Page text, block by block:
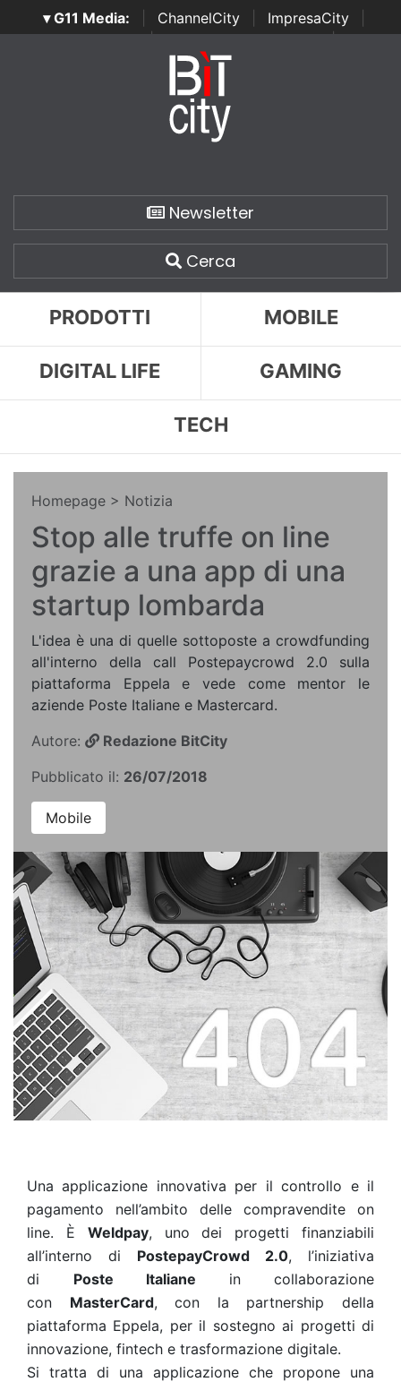
▾ G11 Media: ChannelCity ImpresaCity
SecurityOpenLab | Italian Channel Awards | Italian
Italian Security Awards
Newsletter
Cerca
PRODOTTI MOBILE
DIGITAL LIFE GAMING
TECH
Homepage > Notizia
Stop alle truffe on line
grazie a una app di una
startup lombarda
L'idea è una di quelle sottoposte a crowdfunding
all'interno della call Postepaycrowd 2.0 sulla
piattaforma Eppela e vede come mentor le
aziende Poste Italiane e Mastercard.
Autore:
Redazione BitCity
Pubblicato il: 26/07/2018
Mobile
Una applicazione innovativa per il controllo e il
pagamento nell’ambito delle compravendite on
line. È Weldpay, uno dei progetti finanziabili
all’interno di PostepayCrowd 2.0, l’iniziativa
di Poste Italiane in collaborazione
con MasterCard, con la partnership della
piattaforma Eppela, per il sostegno ai progetti di
innovazione, fintech e trasformazione digitale.
Si tratta di una applicazione che propone una